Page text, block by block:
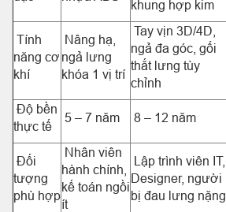
khung hợp kim
Tính
năng cơ
khí
Nâng hạ,
ngả lưng
khóa 1 vị trí
Tay vịn 3D/4D,
ngả đa góc, gối
thắt lưng tùy
chỉnh
Độ bền
thực tế
5 – 7 năm 8 – 12 năm
Đối
tượng
phù hợp
Nhân viên
hành chính,
kế toán ngồi
ít
Lập trình viên IT,
Designer, người
bị đau lưng nặng